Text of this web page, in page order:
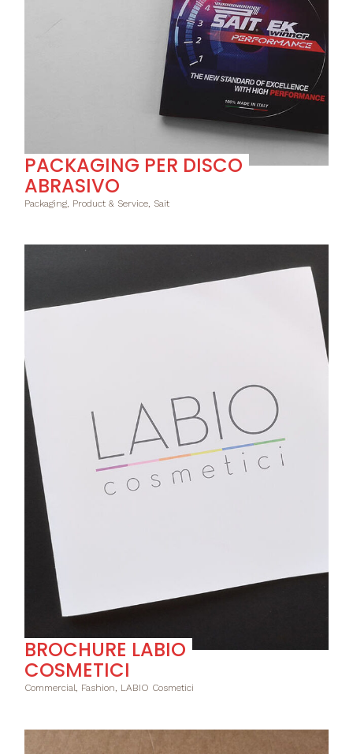
PACKAGING PER DISCO
ABRASIVO
Packaging, Product & Service, Sait
BROCHURE LABIO
COSMETICI
Commercial, Fashion, LABIO Cosmetici